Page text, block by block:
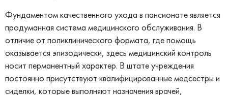
Фундаментом качественного ухода в пансионате является
продуманная система медицинского обслуживания. В
отличие от поликлинического формата, где помощь
оказывается эпизодически, здесь медицинский контроль
носит перманентный характер. В штате учреждения
постоянно присутствуют квалифицированные медсестры и
сиделки, которые выполняют назначения врачей,